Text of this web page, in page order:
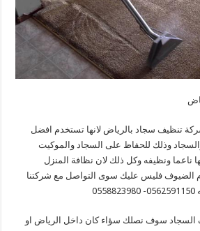
تنظيف سجاد بالرياض لانها تستخدم افضل
وذلك للحفاظ على السجاد والموكيت
ناعما ونظيفه وكل ذلك لان نظافة المنزل
الضيوف فليس عليك سوى التواصل مع شركتنا
السجاد سوف نصلك سؤاء كان داخل الرياض او